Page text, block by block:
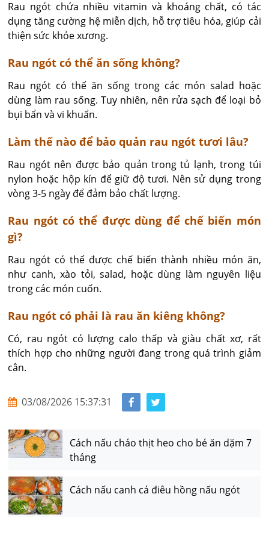
Rau ngót chứa nhiều vitamin và khoáng chất, có tác
dụng tăng cường hệ miễn dịch, hỗ trợ tiêu hóa, giúp cải
thiện sức khỏe xương.
Rau ngót có thể ăn sống không?
Rau ngót có thể ăn sống trong các món salad hoặc
dùng làm rau sống. Tuy nhiên, nên rửa sạch để loại bỏ
bụi bẩn và vi khuẩn.
Làm thế nào để bảo quản rau ngót tươi lâu?
Rau ngót nên được bảo quản trong tủ lạnh, trong túi
nylon hoặc hộp kín để giữ độ tươi. Nên sử dụng trong
vòng 3-5 ngày để đảm bảo chất lượng.
Rau ngót có thể được dùng để chế biến món
gì?
Rau ngót có thể được chế biến thành nhiều món ăn,
như canh, xào tỏi, salad, hoặc dùng làm nguyên liệu
trong các món cuốn.
Rau ngót có phải là rau ăn kiêng không?
Có, rau ngót có lượng calo thấp và giàu chất xơ, rất
thích hợp cho những người đang trong quá trình giảm
cân.
03/08/2026 15:37:31
Cách nấu cháo thịt heo cho bé ăn dặm 7
tháng
Cách nấu canh cá điêu hồng nấu ngót